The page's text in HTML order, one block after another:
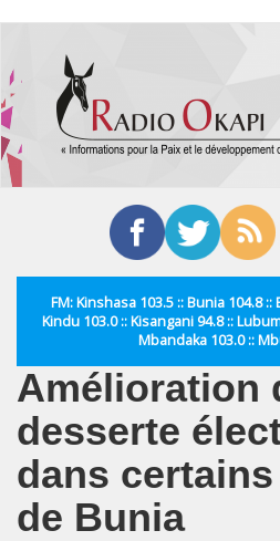
contenu
principal
FM: Kinshasa 103.5 :: Bunia 104.8 ::
Kindu 103.0 :: Kisangani 94.8 ::
Mbandaka 103.0 ::
Amélioration
desserte
dans
de Bunia